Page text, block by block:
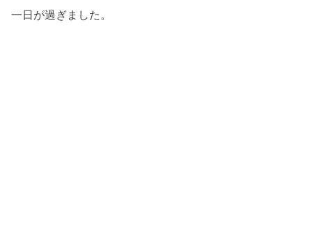
一日が過ぎました。